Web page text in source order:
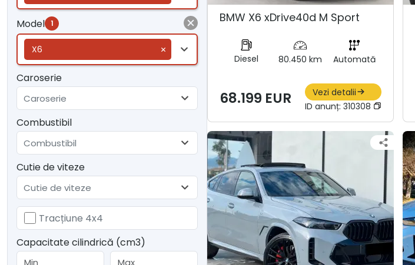
Model 1
X6
Caroserie
Caroserie
Combustibil
Combustibil
Cutie de viteze
Cutie de viteze
Tracțiune 4x4
Capacitate cilindrică (cm3)
BMW X6 xDrive40d M Sport
Diesel 80.450 km Automată
68.199 EUR
Vezi detalii
ID anunț: 310308